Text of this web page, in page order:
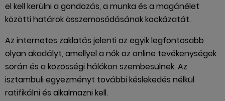
el kell kerülni a gondozás, a munka és a magánélet
közötti határok összemosódásának kockázatát.
Az internetes zaklatás jelenti az egyik legfontosabb
olyan akadályt, amellyel a nők az online tevékenységek
során és a közösségi hálókon szembesülnek. Az
isztambuli egyezményt további késlekedés nélkül
ratifikálni és alkalmazni kell.